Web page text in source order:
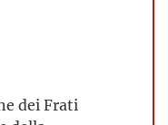
dei Frati